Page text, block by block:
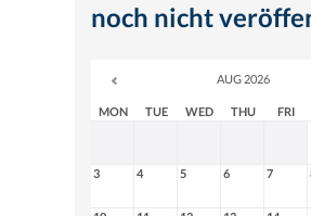
noch nicht
AUG 2026
MON TUE WED THU FRI
3 4 5 6 7